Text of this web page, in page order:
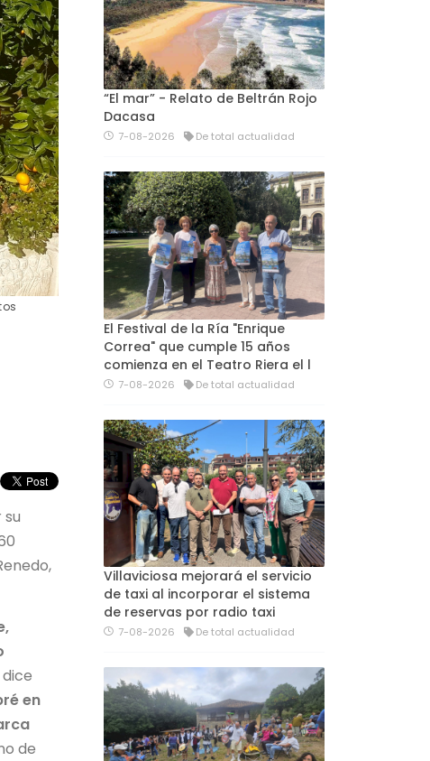
dice
en
de
“El mar” - Relato de Beltrán Rojo
Dacasa
7-08-2026 De total actualidad
El Festival de la Ría "Enrique
Correa" que cumple 15 años
comienza en el Teatro Riera el l
7-08-2026 De total actualidad
Villaviciosa mejorará el servicio
de taxi al incorporar el sistema
de reservas por radio taxi
7-08-2026 De total actualidad